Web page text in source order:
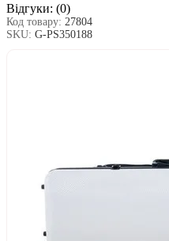
Відгуки: (0)
Код товару: 27804
SKU: G-PS350188